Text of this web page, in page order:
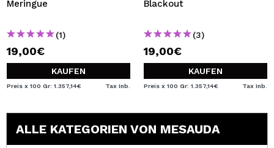
Meringue
(1)
19,00€
KAUFEN
Preis x 100 Gr: 1.357,14€ Tax Inb.
Blackout
(3)
19,00€
KAUFEN
Preis x 100 Gr: 1.357,14€ Tax Inb.
ALLE KATEGORIEN VON MESAUDA